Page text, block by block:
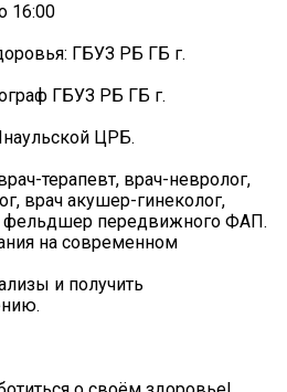
16:00
ГБУЗ РБ ГБ г.
ГБУЗ РБ ГБ г.
ЦРБ.
терапевт, врач-невролог,
врач акушер-гинеколог,
фельдшер передвижного ФАП.
на современном
и получить